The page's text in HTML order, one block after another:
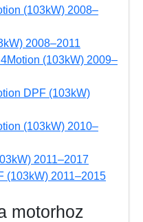
(103kW) 2008–
2008–2011
(103kW) 2009–
DPF (103kW)
(103kW) 2010–
2011–2017
(103kW) 2011–2015
motorhoz